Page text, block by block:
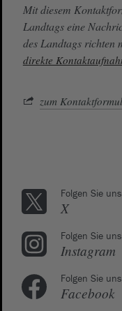
Mit diesem
Landtags eine
des Landtags richten
direkte
zum
Folgen Sie
X
Folgen Sie
Instagram
Folgen Sie
Facebook